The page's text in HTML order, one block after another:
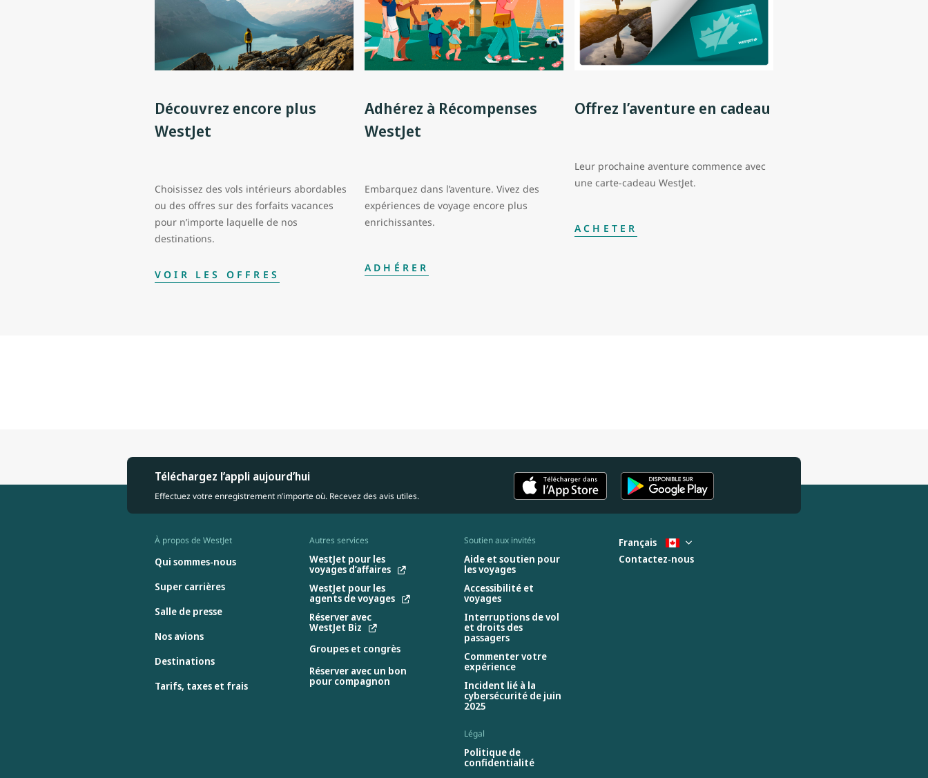
Découvrez encore plus
WestJet
Choisissez des vols intérieurs abordables
ou des offres sur des forfaits vacances
pour n’importe laquelle de nos
destinations.
VOIR LES OFFRES
Adhérez à Récompenses
WestJet
Embarquez dans l’aventure. Vivez des
expériences de voyage encore plus
enrichissantes.
ADHÉRER
Offrez l’aventure en cadeau
Leur prochaine aventure commence avec
une carte-cadeau WestJet.
ACHETER
Téléchargez l’appli aujourd’hui
Effectuez votre enregistrement n’importe où. Recevez des avis utiles.
À propos de WestJet
Qui sommes-nous
Super carrières
Salle de presse
Nos avions
Destinations
Tarifs, taxes et frais
Autres services
WestJet pour les
voyages d’affaires
WestJet pour les
agents de voyages
Réserver avec
WestJet Biz
Groupes et congrès
Réserver avec un bon
pour compagnon
Soutien aux invités
Aide et soutien pour
les voyages
Accessibilité et
voyages
Interruptions de vol
et droits des
passagers
Commenter votre
expérience
Incident lié à la
cybersécurité de juin
2025
Légal
Politique de
confidentialité
Français
Contactez-nous